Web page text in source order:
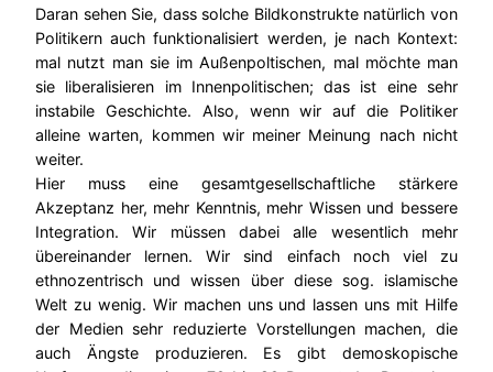
Daran sehen Sie, dass solche Bildkonstrukte natürlich von
Politikern auch funktionalisiert werden, je nach Kontext:
mal nutzt man sie im Außenpoltischen, mal möchte man
sie liberalisieren im Innenpolitischen; das ist eine sehr
instabile Geschichte. Also, wenn wir auf die Politiker
alleine warten, kommen wir meiner Meinung nach nicht
weiter.
Hier muss eine gesamtgesellschaftliche stärkere
Akzeptanz her, mehr Kenntnis, mehr Wissen und bessere
Integration. Wir müssen dabei alle wesentlich mehr
übereinander lernen. Wir sind einfach noch viel zu
ethnozentrisch und wissen über diese sog. islamische
Welt zu wenig. Wir machen uns und lassen uns mit Hilfe
der Medien sehr reduzierte Vorstellungen machen, die
auch Ängste produzieren. Es gibt demoskopische